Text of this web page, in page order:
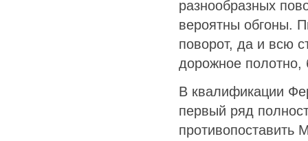
разнообразных
вероятны обгоны.
поворот, да и всю
дорожное полотно,
В квалификации
первый ряд
противопоставить